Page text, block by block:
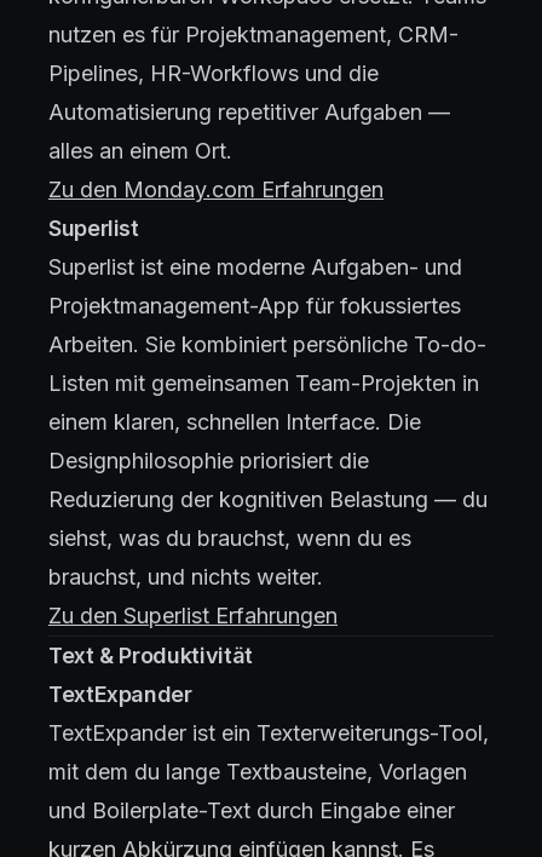
nutzen es für Projektmanagement, CRM-
Pipelines, HR-Workflows und die
Automatisierung repetitiver Aufgaben —
alles an einem Ort.
Zu den Monday.com Erfahrungen
Superlist
Superlist ist eine moderne Aufgaben- und
Projektmanagement-App für fokussiertes
Arbeiten. Sie kombiniert persönliche To-do-
Listen mit gemeinsamen Team-Projekten in
einem klaren, schnellen Interface. Die
Designphilosophie priorisiert die
Reduzierung der kognitiven Belastung — du
siehst, was du brauchst, wenn du es
brauchst, und nichts weiter.
Zu den Superlist Erfahrungen
Text & Produktivität
TextExpander
TextExpander ist ein Texterweiterungs-Tool,
mit dem du lange Textbausteine, Vorlagen
und Boilerplate-Text durch Eingabe einer
kurzen Abkürzung einfügen kannst. Es